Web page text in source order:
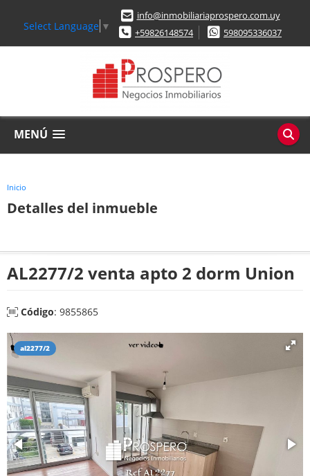
Select Language ▼
info@inmobiliariaprospero.com.uy
+59826148574
598095336037
MENÚ
Inicio
Detalles del inmueble
AL2277/2 venta apto 2 dorm Union
Código: 9855865
al2277/2